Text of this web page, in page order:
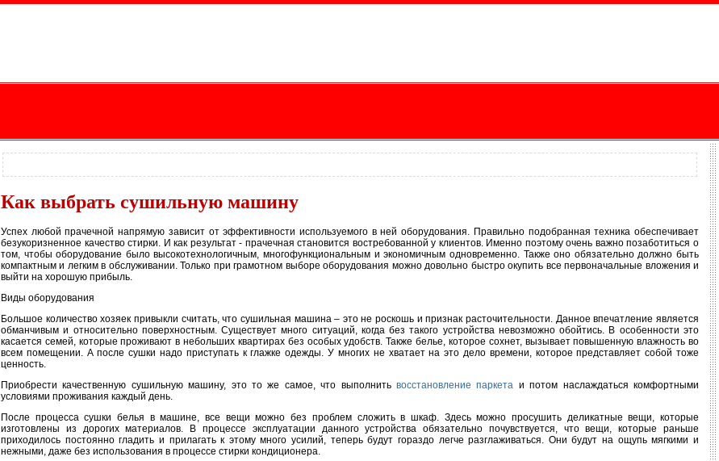
Как выбрать сушильную машину
Успех любой прачечной напрямую зависит от эффективности используемого в ней оборудования. Правильно подобранная техника обеспечивает
безукоризненное качество стирки. И как результат - прачечная становится востребованной у клиентов. Именно поэтому очень важно позаботиться о
том, чтобы оборудование было высокотехнологичным, многофункциональным и экономичным одновременно. Также оно обязательно должно быть
компактным и легким в обслуживании. Только при грамотном выборе оборудования можно довольно быстро окупить все первоначальные вложения и
выйти на хорошую прибыль.
Виды оборудования
Большое количество хозяек привыкли считать, что сушильная машина – это не роскошь и признак расточительности. Данное впечатление является
обманчивым и относительно поверхностным. Существует много ситуаций, когда без такого устройства невозможно обойтись. В особенности это
касается семей, которые проживают в небольших квартирах без особых удобств. Также белье, которое сохнет, вызывает повышенную влажность во
всем помещении. А после сушки надо приступать к глажке одежды. У многих не хватает на это дело времени, которое представляет собой тоже
ценность.
Приобрести качественную сушильную машину, это то же самое, что выполнить восстановление паркета и потом наслаждаться комфортными
условиями проживания каждый день.
После процесса сушки белья в машине, все вещи можно без проблем сложить в шкаф. Здесь можно просушить деликатные вещи, которые
изготовлены из дорогих материалов. В процессе эксплуатации данного устройства обязательно почувствуется, что вещи, которые раньше
приходилось постоянно гладить и прилагать к этому много усилий, теперь будут гораздо легче разглаживаться. Они будут на ощупь мягкими и
нежными, даже без использования в процессе стирки кондиционера.